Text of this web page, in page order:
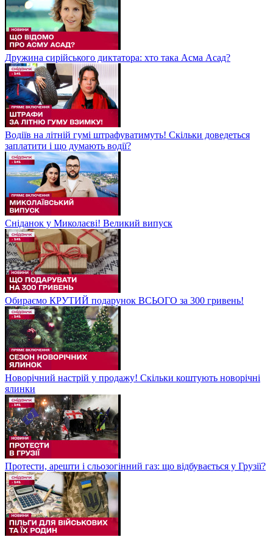
Дружина сирійського диктатора: хто така Асма Асад?
Водіїв на літній гумі штрафуватимуть! Скільки доведеться
заплатити і що думають водії?
Сніданок у Миколаєві! Великий випуск
Обираємо КРУТИЙ подарунок ВСЬОГО за 300 гривень!
Новорічний настрій у продажу! Скільки коштують новорічні
ялинки
Протести, арешти і сльозогінний газ: що відбувається у Грузії?